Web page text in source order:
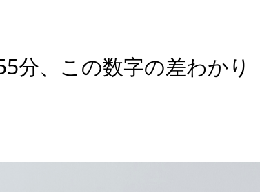
分、この数字の差わかり